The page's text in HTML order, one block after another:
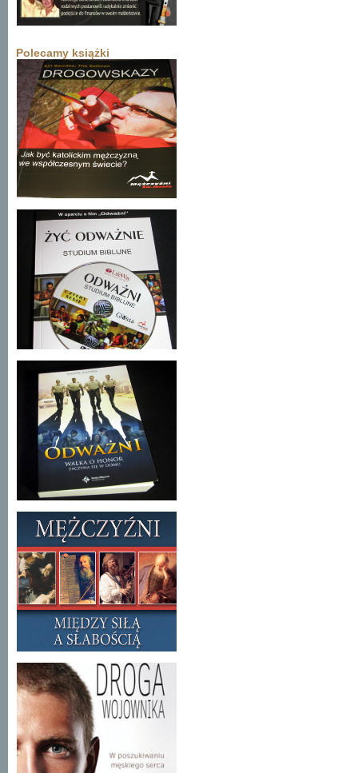
Polecamy książki